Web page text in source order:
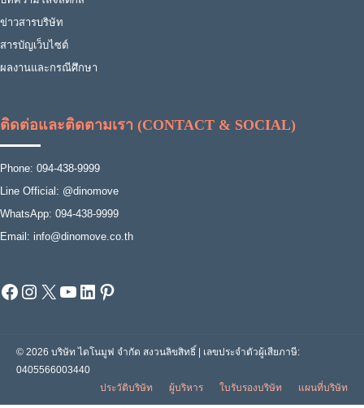
ข่าวสารบริษัท
สารบัญเว็บไซต์
ผลงานและกรณีศึกษา
ติดต่อและติดตามเรา (CONTACT & SOCIAL)
Phone: 094-438-9999
Line Official: @dinomove
WhatsApp: 094-438-9999
Email: info@dinomove.co.th
Facebook
Instagram
X YouTube
LinkedIn
Pinterest
© 2026 บริษัท ไดโนมูฟ จำกัด สงวนลิขสิทธิ์ | เลขประจำตัวผู้เสียภาษี:
0405566003440
ประวัติบริษัท
ผู้บริหาร ใบรับรองบริษัท แผนที่บริษัท